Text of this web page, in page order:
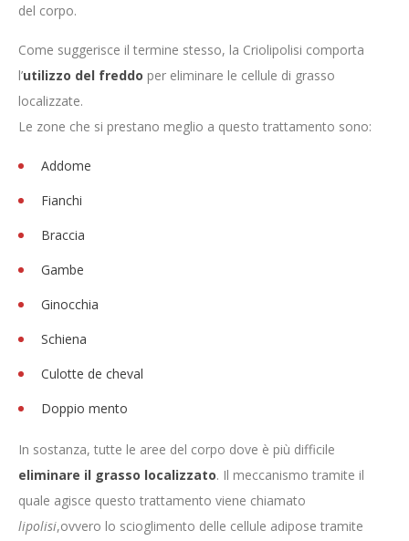
del corpo.
Come suggerisce il termine stesso, la Criolipolisi comporta
l’utilizzo del freddo per eliminare le cellule di grasso
localizzate.
Le zone che si prestano meglio a questo trattamento sono:
Addome
Fianchi
Braccia
Gambe
Ginocchia
Schiena
Culotte de cheval
Doppio mento
In sostanza, tutte le aree del corpo dove è più difficile
eliminare il grasso localizzato. Il meccanismo tramite il
quale agisce questo trattamento viene chiamato
lipolisi,ovvero lo scioglimento delle cellule adipose tramite